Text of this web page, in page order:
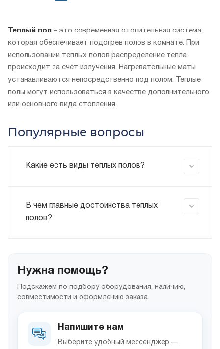
Теплый пол – это современная отопительная система,
которая обеспечивает подогрев полов в комнате. При
использовании теплых полов распределение тепла
происходит за счёт излучения. Нагревательные маты
устанавливаются непосредственно под полом. Теплые
полы могут использоваться в качестве дополнительного
или основного вида отопления.
Популярные вопросы
Какие есть виды теплых полов?
В чем главные достоинства теплых
полов?
Нужна помощь?
Подскажем по подбору оборудования, наличию,
совместимости и оформлению заказа.
Напишите нам
Выберите удобный мессенджер —